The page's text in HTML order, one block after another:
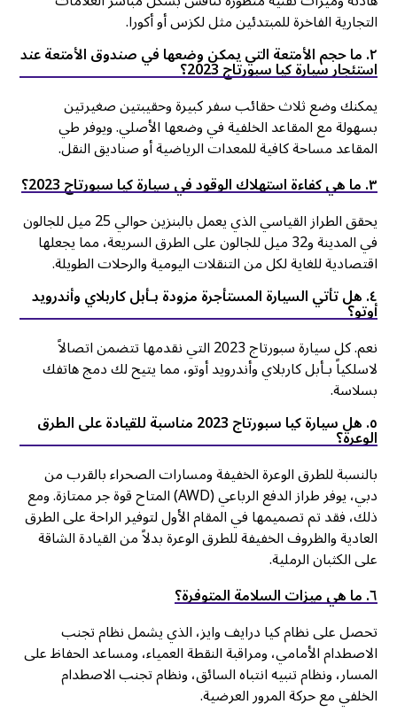
التجارية الفاخرة للمبتدئين مثل لكزس أو أكورا.
٢. ما حجم الأمتعة التي يمكن وضعها في صندوق الأمتعة عند
استئجار سيارة كيا سبورتاج 2023؟
يمكنك وضع ثلاث حقائب سفر كبيرة وحقيبتين صغيرتين
بسهولة مع المقاعد الخلفية في وضعها الأصلي. ويوفر طي
المقاعد مساحة كافية للمعدات الرياضية أو صناديق النقل.
٣. ما هي كفاءة استهلاك الوقود في سيارة كيا سبورتاج 2023؟
يحقق الطراز القياسي الذي يعمل بالبنزين حوالي 25 ميل للجالون
في المدينة و32 ميل للجالون على الطرق السريعة، مما يجعلها
اقتصادية للغاية لكل من التنقلات اليومية والرحلات الطويلة.
٤. هل تأتي السيارة المستأجرة مزودة بـأبل كاربلاي وأندرويد
أوتو؟
نعم. كل سيارة سبورتاج 2023 التي نقدمها تتضمن اتصالاً
لاسلكياً بـأبل كاربلاي وأندرويد أوتو، مما يتيح لك دمج هاتفك
بسلاسة.
٥. هل سيارة كيا سبورتاج 2023 مناسبة للقيادة على الطرق
الوعرة؟
بالنسبة للطرق الوعرة الخفيفة ومسارات الصحراء بالقرب من
دبي، يوفر طراز الدفع الرباعي (AWD) المتاح قوة جر ممتازة. ومع
ذلك، فقد تم تصميمها في المقام الأول لتوفير الراحة على الطرق
العادية والظروف الخفيفة للطرق الوعرة بدلاً من القيادة الشاقة
على الكثبان الرملية.
٦. ما هي ميزات السلامة المتوفرة؟
تحصل على نظام كيا درايف وايز، الذي يشمل نظام تجنب
الاصطدام الأمامي، ومراقبة النقطة العمياء، ومساعد الحفاظ على
المسار، ونظام تنبيه انتباه السائق، ونظام تجنب الاصطدام
الخلفي مع حركة المرور العرضية.